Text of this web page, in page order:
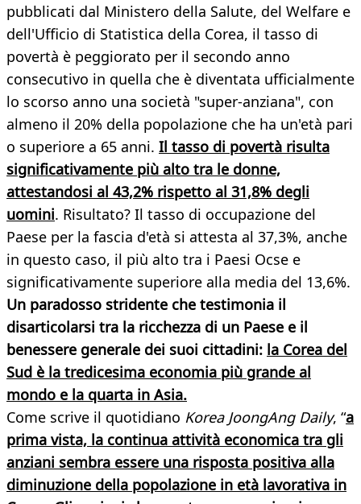
pubblicati dal Ministero della Salute, del Welfare e
dell'Ufficio di Statistica della Corea, il tasso di
povertà è peggiorato per il secondo anno
consecutivo in quella che è diventata ufficialmente
lo scorso anno una società "super-anziana", con
almeno il 20% della popolazione che ha un'età pari
o superiore a 65 anni. Il tasso di povertà risulta
significativamente più alto tra le donne,
attestandosi al 43,2% rispetto al 31,8% degli
uomini. Risultato? Il tasso di occupazione del
Paese per la fascia d'età si attesta al 37,3%, anche
in questo caso, il più alto tra i Paesi Ocse e
significativamente superiore alla media del 13,6%.
Un paradosso stridente che testimonia il
disarticolarsi tra la ricchezza di un Paese e il
benessere generale dei suoi cittadini: la Corea del
Sud è la tredicesima economia più grande al
mondo e la quarta in Asia.
Come scrive il quotidiano Korea JoongAng Daily, “a
prima vista, la continua attività economica tra gli
anziani sembra essere una risposta positiva alla
diminuzione della popolazione in età lavorativa in